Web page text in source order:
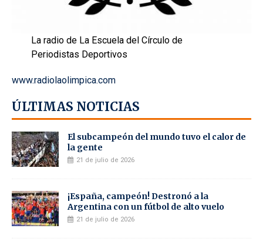
La radio de La Escuela del Círculo de
Periodistas Deportivos
www.radiolaolimpica.com
ÚLTIMAS NOTICIAS
El subcampeón del mundo tuvo el calor de
la gente
21 de julio de 2026
¡España, campeón! Destronó a la
Argentina con un fútbol de alto vuelo
21 de julio de 2026